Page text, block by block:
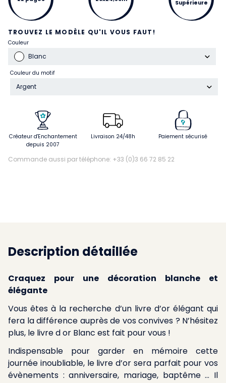
TROUVEZ LE MODÈLE QU'IL VOUS FAUT!
Couleur
Blanc
Couleur du motif
Argent
Supérieure
Créateur d'Enchantement
depuis 2007
Livraison 24/48h Paiement sécurisé
Commande aussi par téléphone: +33 (0)3 66 72 85 22
Description détaillée
Craquez pour une décoration blanche et
élégante
Vous êtes à la recherche d’un livre d’or élégant qui
fera la différence auprès de vos convives ? N’hésitez
plus, le livre d or Blanc est fait pour vous !
Indispensable pour garder en mémoire cette
journée inoubliable, le livre d’or sera parfait pour vos
évènements : anniversaire, mariage, baptême … Il